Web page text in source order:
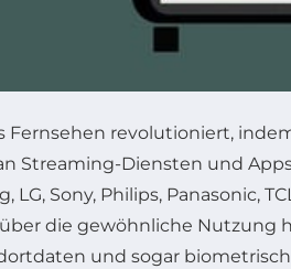
Fernsehen revolutioniert,
Streaming-Diensten und
LG, Sony, Philips, Panasonic,
die gewöhnliche Nutzung
und sogar